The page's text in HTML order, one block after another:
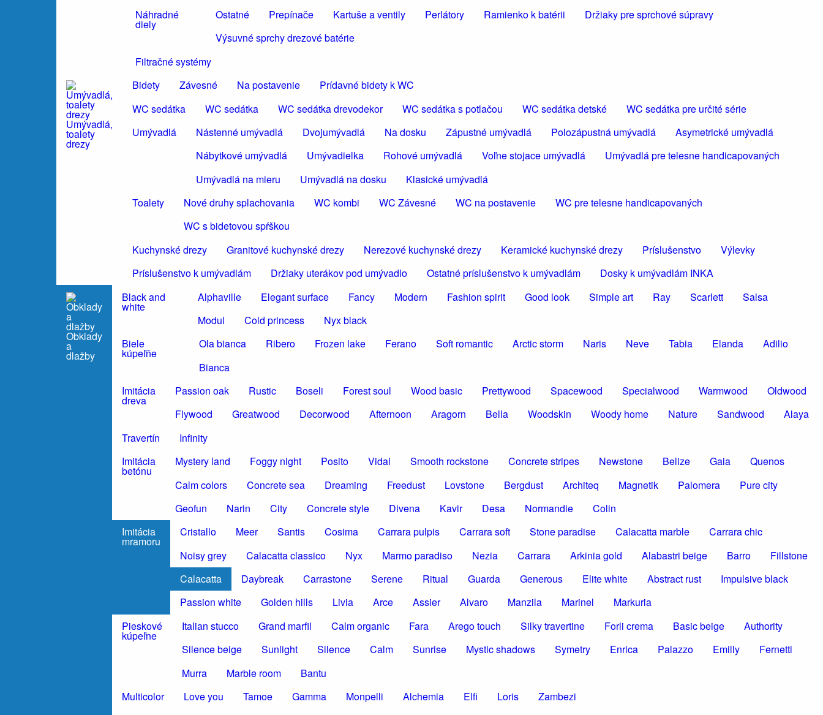
Náhradné
diely
Ostatné Prepínače Kartuše a ventily Perlátory Ramienko k batérii
Držiaky pre sprchové súpravy
Výsuvné sprchy drezové batérie
Filtračné systémy
Umývadlá,
toalety
drezy
Bidety Závesné Na postavenie
Prídavné bidety k WC
WC sedátka
WC sedátka WC sedátka drevodekor WC sedátka s potlačou WC sedátka detské
WC sedátka pre určité série
Umývadlá
Nástenné umývadlá Dvojumývadlá Na dosku Zápustné umývadlá Polozápustná umývadlá
Asymetrické umývadlá
Nábytkové umývadlá
Umývadielka Rohové umývadlá Voľne stojace umývadlá
Umývadlá pre telesne handicapovaných
Umývadlá na mieru
Umývadlá na dosku
Klasické umývadlá
Toalety
Nové druhy splachovania WC kombi WC Závesné WC na postavenie
WC pre telesne handicapovaných
WC s bidetovou spŕškou
Kuchynské drezy
Granitové kuchynské drezy Nerezové kuchynské drezy Keramické kuchynské drezy Príslušenstvo
Výlevky
Príslušenstvo k umývadlám
Držiaky uterákov pod umývadlo Ostatné príslušenstvo k umývadlám Dosky k umývadlám INKA
Obklady
a
dlažby
Black and
white
Alphaville Elegant surface Fancy Modern Fashion spirit Good look Simple art Ray Scarlett
Salsa
Modul
Cold princess
Nyx black
Biele
kúpeľňe
Ola bianca Ribero Frozen lake Ferano Soft romantic Arctic storm Naris Neve Tabia Elanda
Adilio
Bianca
Imitácia
dreva
Passion oak Rustic Boseli Forest soul Wood basic Prettywood Spacewood Specialwood Warmwood
Oldwood
Flywood
Greatwood Decorwood Afternoon Aragorn Bella Woodskin Woody home Nature Sandwood
Alaya
Travertín
Infinity
Imitácia
betónu
Mystery land Foggy night Posito Vidal Smooth rockstone Concrete stripes Newstone Belize Gaia
Quenos
Calm colors
Concrete sea Dreaming Freedust Lovstone Bergdust Architeq Magnetik Palomera
Pure city
Geofun
Narin City Concrete style Divena Kavir Desa Normandie
Colin
Imitácia
mramoru
Cristallo Meer Santis Cosima Carrara pulpis Carrara soft Stone paradise Calacatta marble
Carrara chic
Noisy grey
Calacatta classico Nyx Marmo paradiso Nezia Carrara Arkinia gold Alabastri beige Barro
Fillstone
Calacatta
Daybreak Carrastone Serene Ritual Guarda Generous Elite white Abstract rust
Impulsive black
Passion white
Golden hills Livia Arce Assier Alvaro Manzila Marinel
Markuria
Pieskové
kúpeľne
Italian stucco Grand marfil Calm organic Fara Arego touch Silky travertine Forli crema Basic beige
Authority
Silence beige
Sunlight Silence Calm Sunrise Mystic shadows Symetry Enrica Palazzo Emilly
Fernetti
Murra
Marble room
Bantu
Multicolor
Love you Tamoe Gamma Monpelli Alchemia Elfi Loris
Zambezi